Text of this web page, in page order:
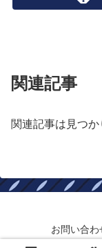
関連記事
関連記事は見つか
お問い合わ